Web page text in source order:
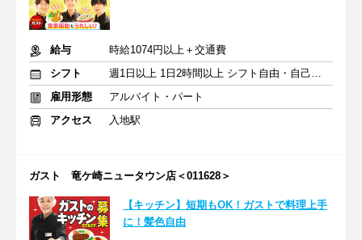
給与
時給1074円以上＋交通費
シフト
週1日以上 1日2時間以上 シフト自由・自己申告
雇用形態
アルバイト・パート
アクセス
入地駅
ガスト 竜ケ崎ニュータウン店＜011628＞
【キッチン】短期もOK！ガストで料理上手
に！髪色自由